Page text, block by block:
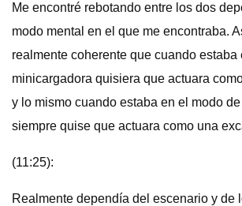
Me encontré rebotando entre los dos
modo mental en el que me encontraba.
realmente coherente que cuando estaba
minicargadora quisiera que actuara
y lo mismo cuando estaba en el modo
siempre quise que actuara como una
(11:25):
Realmente dependía del escenario y de